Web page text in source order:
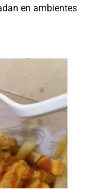
en ambientes